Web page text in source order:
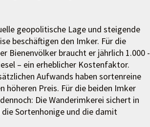
geopolitische Lage und steigende
beschäftigen den Imker. Für die
Bienenvölker braucht er jährlich 1.000 -
– ein erheblicher Kostenfaktor.
Aufwands haben sortenreine
höheren Preis. Für die beiden Imker
Die Wanderimkerei sichert in
Sortenhonige und die damit